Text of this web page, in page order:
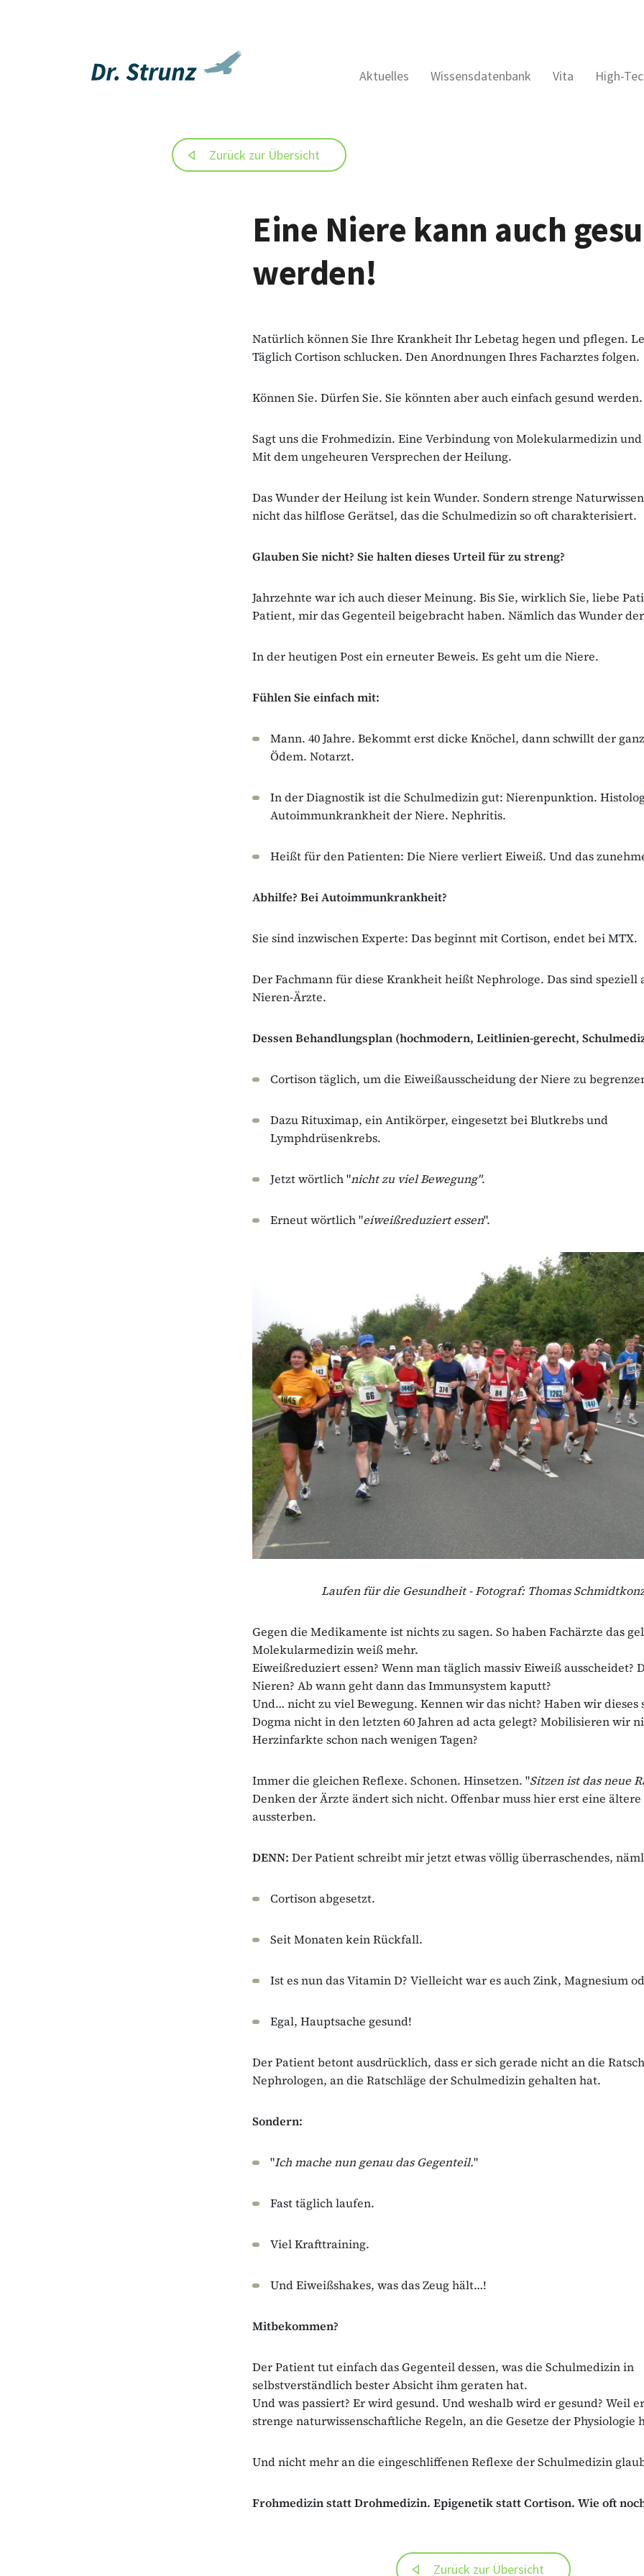
Aktuelles Wissensdatenbank Vita High-
Zurück zur Übersicht
Eine Niere kann auch
werden!
Natürlich können Sie Ihre Krankheit Ihr Lebetag hegen und pflegen.
Täglich Cortison schlucken. Den Anordnungen Ihres Facharztes folgen.
Können Sie. Dürfen Sie. Sie könnten aber auch einfach gesund werden.
Sagt uns die Frohmedizin. Eine Verbindung von Molekularmedizin
Mit dem ungeheuren Versprechen der Heilung.
Das Wunder der Heilung ist kein Wunder. Sondern strenge
nicht das hilflose Gerätsel, das die Schulmedizin so oft charakterisiert.
Glauben Sie nicht? Sie halten dieses Urteil für zu streng?
Jahrzehnte war ich auch dieser Meinung. Bis Sie, wirklich Sie, liebe
Patient, mir das Gegenteil beigebracht haben. Nämlich das Wunder
In der heutigen Post ein erneuter Beweis. Es geht um die Niere.
Fühlen Sie einfach mit:
Mann. 40 Jahre. Bekommt erst dicke Knöchel, dann schwillt der
Ödem. Notarzt.
In der Diagnostik ist die Schulmedizin gut: Nierenpunktion.
Autoimmunkrankheit der Niere. Nephritis.
Heißt für den Patienten: Die Niere verliert Eiweiß. Und das
Abhilfe? Bei Autoimmunkrankheit?
Sie sind inzwischen Experte: Das beginnt mit Cortison, endet bei MTX.
Der Fachmann für diese Krankheit heißt Nephrologe. Das sind speziell
Nieren-Ärzte.
Dessen Behandlungsplan (hochmodern, Leitlinien-gerecht,
Cortison täglich, um die Eiweißausscheidung der Niere zu
Dazu Rituximap, ein Antikörper, eingesetzt bei Blutkrebs und
Lymphdrüsenkrebs.
Jetzt wörtlich "nicht zu viel Bewegung".
Erneut wörtlich "eiweißreduziert essen".
Laufen für die Gesundheit - Fotograf: Thomas
Gegen die Medikamente ist nichts zu sagen. So haben Fachärzte das
Molekularmedizin weiß mehr.
Eiweißreduziert essen? Wenn man täglich massiv Eiweiß ausscheidet?
Nieren? Ab wann geht dann das Immunsystem kaputt?
Und… nicht zu viel Bewegung. Kennen wir das nicht? Haben wir dieses
Dogma nicht in den letzten 60 Jahren ad acta gelegt? Mobilisieren wir
Herzinfarkte schon nach wenigen Tagen?
Immer die gleichen Reflexe. Schonen. Hinsetzen. "Sitzen ist das neue
Denken der Ärzte ändert sich nicht. Offenbar muss hier erst eine
aussterben.
DENN: Der Patient schreibt mir jetzt etwas völlig überraschendes,
Cortison abgesetzt.
Seit Monaten kein Rückfall.
Ist es nun das Vitamin D? Vielleicht war es auch Zink, Magnesium
Egal, Hauptsache gesund!
Der Patient betont ausdrücklich, dass er sich gerade nicht an die
Nephrologen, an die Ratschläge der Schulmedizin gehalten hat.
Sondern:
"Ich mache nun genau das Gegenteil."
Fast täglich laufen.
Viel Krafttraining.
Und Eiweißshakes, was das Zeug hält…!
Mitbekommen?
Der Patient tut einfach das Gegenteil dessen, was die Schulmedizin in
selbstverständlich bester Absicht ihm geraten hat.
Und was passiert? Er wird gesund. Und weshalb wird er gesund? Weil
strenge naturwissenschaftliche Regeln, an die Gesetze der Physiologie
Und nicht mehr an die eingeschliffenen Reflexe der Schulmedizin
Frohmedizin statt Drohmedizin. Epigenetik statt Cortison. Wie oft
Zurück zur Übersicht